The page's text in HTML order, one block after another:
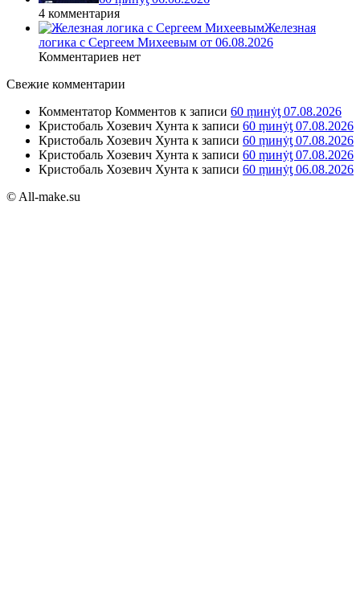
4 комментария
Железная
логика с Сергеем Михеевым от 06.08.2026
Комментариев нет
Свежие комментарии
Комментатор Комментов к записи 60 ṃинẏƫ 07.08.2026
Кристобаль Хозевич Хунта к записи 60 ṃинẏƫ 07.08.2026
Кристобаль Хозевич Хунта к записи 60 ṃинẏƫ 07.08.2026
Кристобаль Хозевич Хунта к записи 60 ṃинẏƫ 07.08.2026
Кристобаль Хозевич Хунта к записи 60 ṃинẏƫ 06.08.2026
© All-make.su